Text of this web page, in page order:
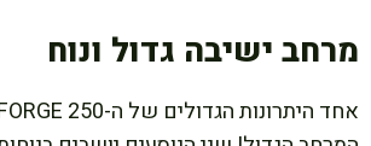
מרחב ישיבה גדול ונוח
אחד היתרונות הגדולים של ה-FORGE 250 של